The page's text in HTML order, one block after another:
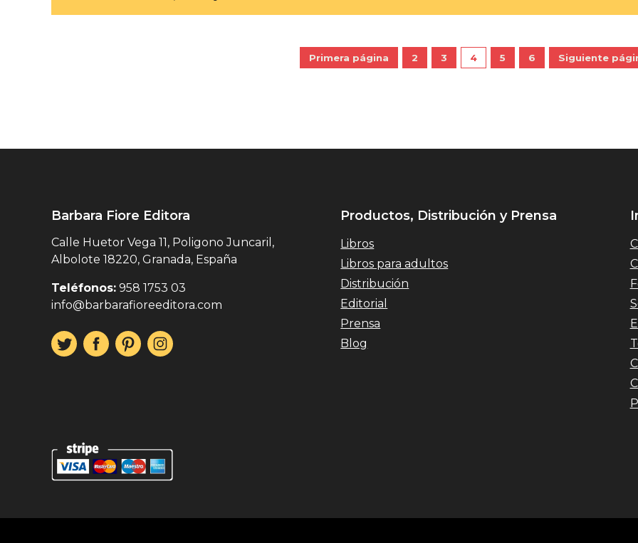
Primera página 2 3 4 5 6 Siguiente
Barbara Fiore Editora
Calle Huetor Vega 11, Poligono Juncaril,
Albolote 18220, Granada, España
Teléfonos: 958 1753 03
info@barbarafioreeditora.com
Productos, Distribución y Prensa
Libros
Libros para adultos
Distribución
Editorial
Prensa
Blog